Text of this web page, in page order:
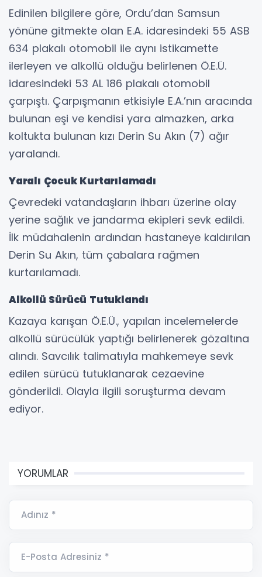
Edinilen bilgilere göre, Ordu’dan Samsun
yönüne gitmekte olan E.A. idaresindeki 55 ASB
634 plakalı otomobil ile aynı istikamette
ilerleyen ve alkollü olduğu belirlenen Ö.E.Ü.
idaresindeki 53 AL 186 plakalı otomobil
çarpıştı. Çarpışmanın etkisiyle E.A.’nın aracında
bulunan eşi ve kendisi yara almazken, arka
koltukta bulunan kızı Derin Su Akın (7) ağır
yaralandı.
Yaralı Çocuk Kurtarılamadı
Çevredeki vatandaşların ihbarı üzerine olay
yerine sağlık ve jandarma ekipleri sevk edildi.
İlk müdahalenin ardından hastaneye kaldırılan
Derin Su Akın, tüm çabalara rağmen
kurtarılamadı.
Alkollü Sürücü Tutuklandı
Kazaya karışan Ö.E.Ü., yapılan incelemelerde
alkollü sürücülük yaptığı belirlenerek gözaltına
alındı. Savcılık talimatıyla mahkemeye sevk
edilen sürücü tutuklanarak cezaevine
gönderildi. Olayla ilgili soruşturma devam
ediyor.
YORUMLAR
Adınız *
E-Posta Adresiniz *